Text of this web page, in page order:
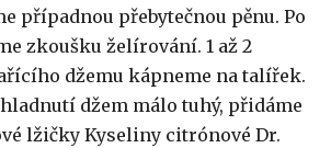
případnou přebytečnou pěnu. Po
zkoušku želírování. 1 až 2
džemu kápneme na talířek.
džem málo tuhý, přidáme
lžičky Kyseliny citrónové Dr.